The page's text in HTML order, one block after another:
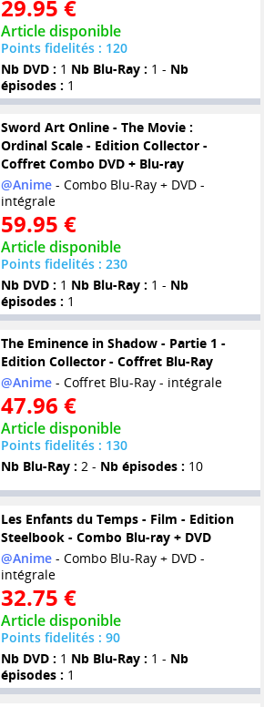
29.95 €
Article disponible
Points fidelités : 120
Nb DVD : 1 Nb Blu-Ray : 1 - Nb
épisodes : 1
Sword Art Online - The Movie :
Ordinal Scale - Edition Collector -
Coffret Combo DVD + Blu-ray
@Anime- Combo Blu-Ray + DVD -
intégrale
59.95 €
Article disponible
Points fidelités : 230
Nb DVD : 1 Nb Blu-Ray : 1 - Nb
épisodes : 1
The Eminence in Shadow - Partie 1 -
Edition Collector - Coffret Blu-Ray
@Anime- Coffret Blu-Ray - intégrale
47.96 €
Article disponible
Points fidelités : 130
Nb Blu-Ray : 2 - Nb épisodes : 10
Les Enfants du Temps - Film - Edition
Steelbook - Combo Blu-ray + DVD
@Anime- Combo Blu-Ray + DVD -
intégrale
32.75 €
Article disponible
Points fidelités : 90
Nb DVD : 1 Nb Blu-Ray : 1 - Nb
épisodes : 1